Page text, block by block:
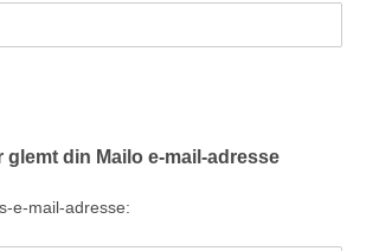
glemt din Mailo e-mail-adresse
e-mail-adresse: